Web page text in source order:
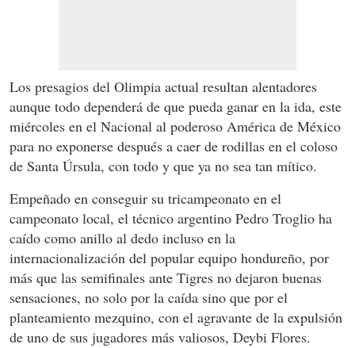
Los presagios del Olimpia actual resultan alentadores
aunque todo dependerá de que pueda ganar en la ida, este
miércoles en el Nacional al poderoso América de México
para no exponerse después a caer de rodillas en el coloso
de Santa Úrsula, con todo y que ya no sea tan mítico.
Empeñado en conseguir su tricampeonato en el
campeonato local, el técnico argentino Pedro Troglio ha
caído como anillo al dedo incluso en la
internacionalización del popular equipo hondureño, por
más que las semifinales ante Tigres no dejaron buenas
sensaciones, no solo por la caída sino que por el
planteamiento mezquino, con el agravante de la expulsión
de uno de sus jugadores más valiosos, Deybi Flores.